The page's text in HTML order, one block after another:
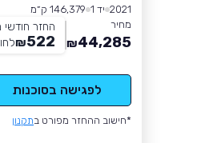
2021 יד 1
146,379 ק״מ
מחיר
44,285
₪
החזר
522
₪
לפגישה בסוכנות
*חישוב ההחזר מפורט בתקנון